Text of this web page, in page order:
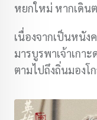
หยกใหม่ หากเดิน
เนื่องจากเป็นหนัง
มารบูรพาเจ้าเกา
ตามไปถึงถิ่นมองโ